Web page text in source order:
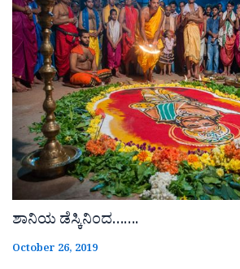
ಶಾನಿಯ ಡೆಸ್ಕಿನಿಂದ…….
October 26, 2019